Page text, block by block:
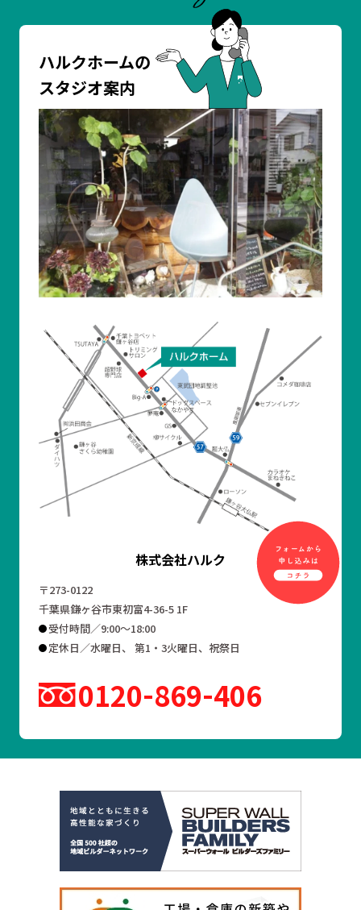
ハルクホームの
スタジオ案内
株式会社ハルク
〒273-0122
千葉県鎌ヶ谷市東初富4-36-5 1F
受付時間／9:00～18:00
定休日／水曜日、 第1・3火曜日、祝祭日
0120 869 406